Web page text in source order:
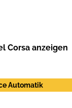
Corsa anzeigen
Automatik